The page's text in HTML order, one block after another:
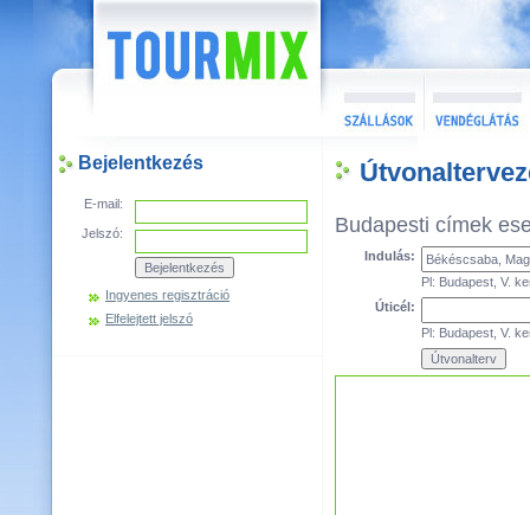
Bejelentkezés
E-mail:
Jelszó:
Ingyenes regisztráció
Elfelejtett jelszó
Budapesti címek
Indulás:
Pl: Budapest, V.
Úticél:
Pl: Budapest, V.